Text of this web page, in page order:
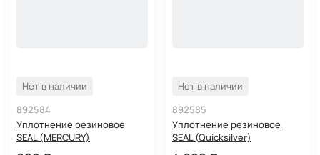
Нет в наличии
892584
Уплотнение резиновое
SEAL (MERCURY)
Нет в наличии
892585
Уплотнение резиновое
SEAL (Quicksilver)